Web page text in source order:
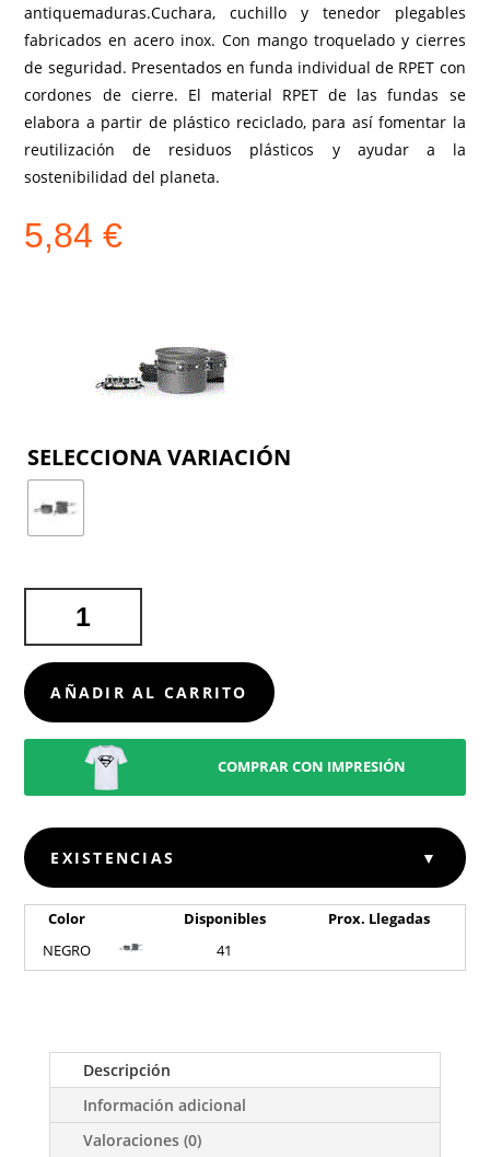
antiquemaduras.Cuchara, cuchillo y tenedor plegables
fabricados en acero inox. Con mango troquelado y cierres
de seguridad. Presentados en funda individual de RPET con
cordones de cierre. El material RPET de las fundas se
elabora a partir de plástico reciclado, para así fomentar la
reutilización de residuos plásticos y ayudar a la
sostenibilidad del planeta.
5,84€
MENAJE
CAMPING
SONDIC
CANTIDAD
AÑADIR AL CARRITO
COMPRAR CON IMPRESIÓN
EXISTENCIAS ▼
Color Disponibles
Prox. Llegadas
NEGRO
41
Descripción
Información adicional
Valoraciones (0)